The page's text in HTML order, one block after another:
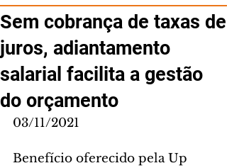
Sem cobrança de taxas de
juros, adiantamento
salarial facilita a gestão
do orçamento
03/11/2021
Benefício oferecido pela Up